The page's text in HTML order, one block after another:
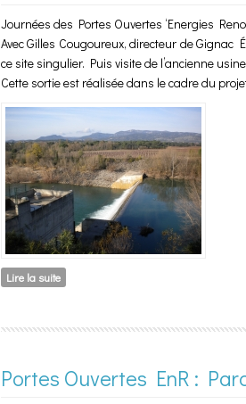
Journées des Portes Ouvertes ‘Energies
Avec Gilles Cougoureux, directeur de
ce site singulier. Puis visite de l’ancienne
Cette sortie est réalisée dans le cadre du
Lire la suitede Portes Ouvertes EnR : Barrage de
Portes Ouvertes EnR :